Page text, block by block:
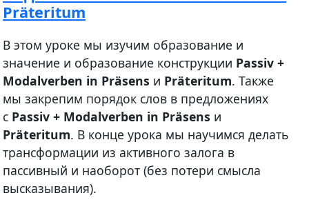
Präteritum
В этом уроке мы изучим образование и
значение и образование конструкции Passiv +
Modalverben in Präsens и Präteritum. Также
мы закрепим порядок слов в предложениях
с Passiv + Modalverben in Präsens и
Präteritum. В конце урока мы научимся делать
трансформации из активного залога в
пассивный и наоборот (без потери смысла
высказывания).